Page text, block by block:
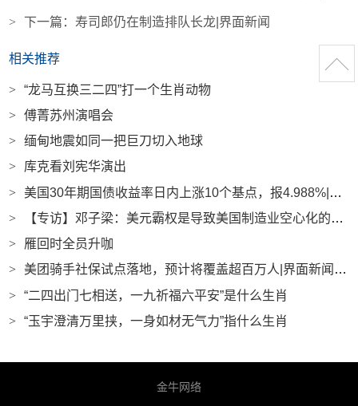
> 下一篇：寿司郎仍在制造排队长龙|界面新闻
相关推荐
>
“龙马互换三二四”打一个生肖动物
>
傅菁苏州演唱会
>
缅甸地震如同一把巨刀切入地球
>
库克看刘宪华演出
>
美国30年期国债收益率日内上涨10个基点，报4.988%|界面新闻 · 快讯
>
【专访】邓子梁：美元霸权是导致美国制造业空心化的深层原因|界面新闻
>
雁回时全员升咖
>
美团骑手社保试点落地，预计将覆盖超百万人|界面新闻 · 科技
>
“二四出门七相送，一九祈福六平安”是什么生肖
>
“玉宇澄清万里挟，一身如材无气力”指什么生肖
金牛网络